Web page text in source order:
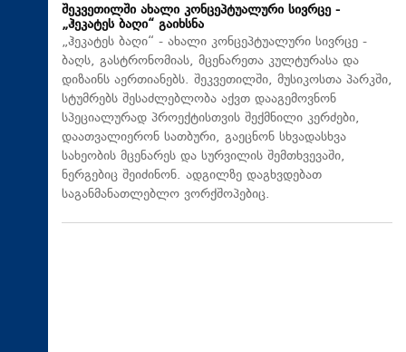
შეკვეთილში ახალი კონცეპტუალური სივრცე -
„ჰეკატეს ბაღი“ გაიხსნა
„ჰეკატეს ბაღი“ - ახალი კონცეპტუალური სივრცე -
ბაღს, გასტრონომიას, მცენარეთა კულტურასა და
დიზაინს აერთიანებს. შეკვეთილში, მუსიკოსთა პარკში,
სტუმრებს შესაძლებლობა აქვთ დააგემოვნონ
სპეციალურად პროექტისთვის შექმნილი კერძები,
დაათვალიერონ სათბური, გაეცნონ სხვადასხვა
სახეობის მცენარეს და სურვილის შემთხვევაში,
ნერგებიც შეიძინონ. ადგილზე დაგხვდებათ
საგანმანათლებლო ვორქშოპებიც.